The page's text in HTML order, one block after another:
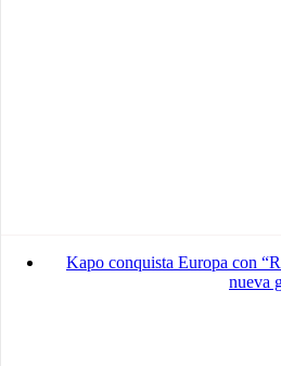
Kapo conquista Europa con
nueva